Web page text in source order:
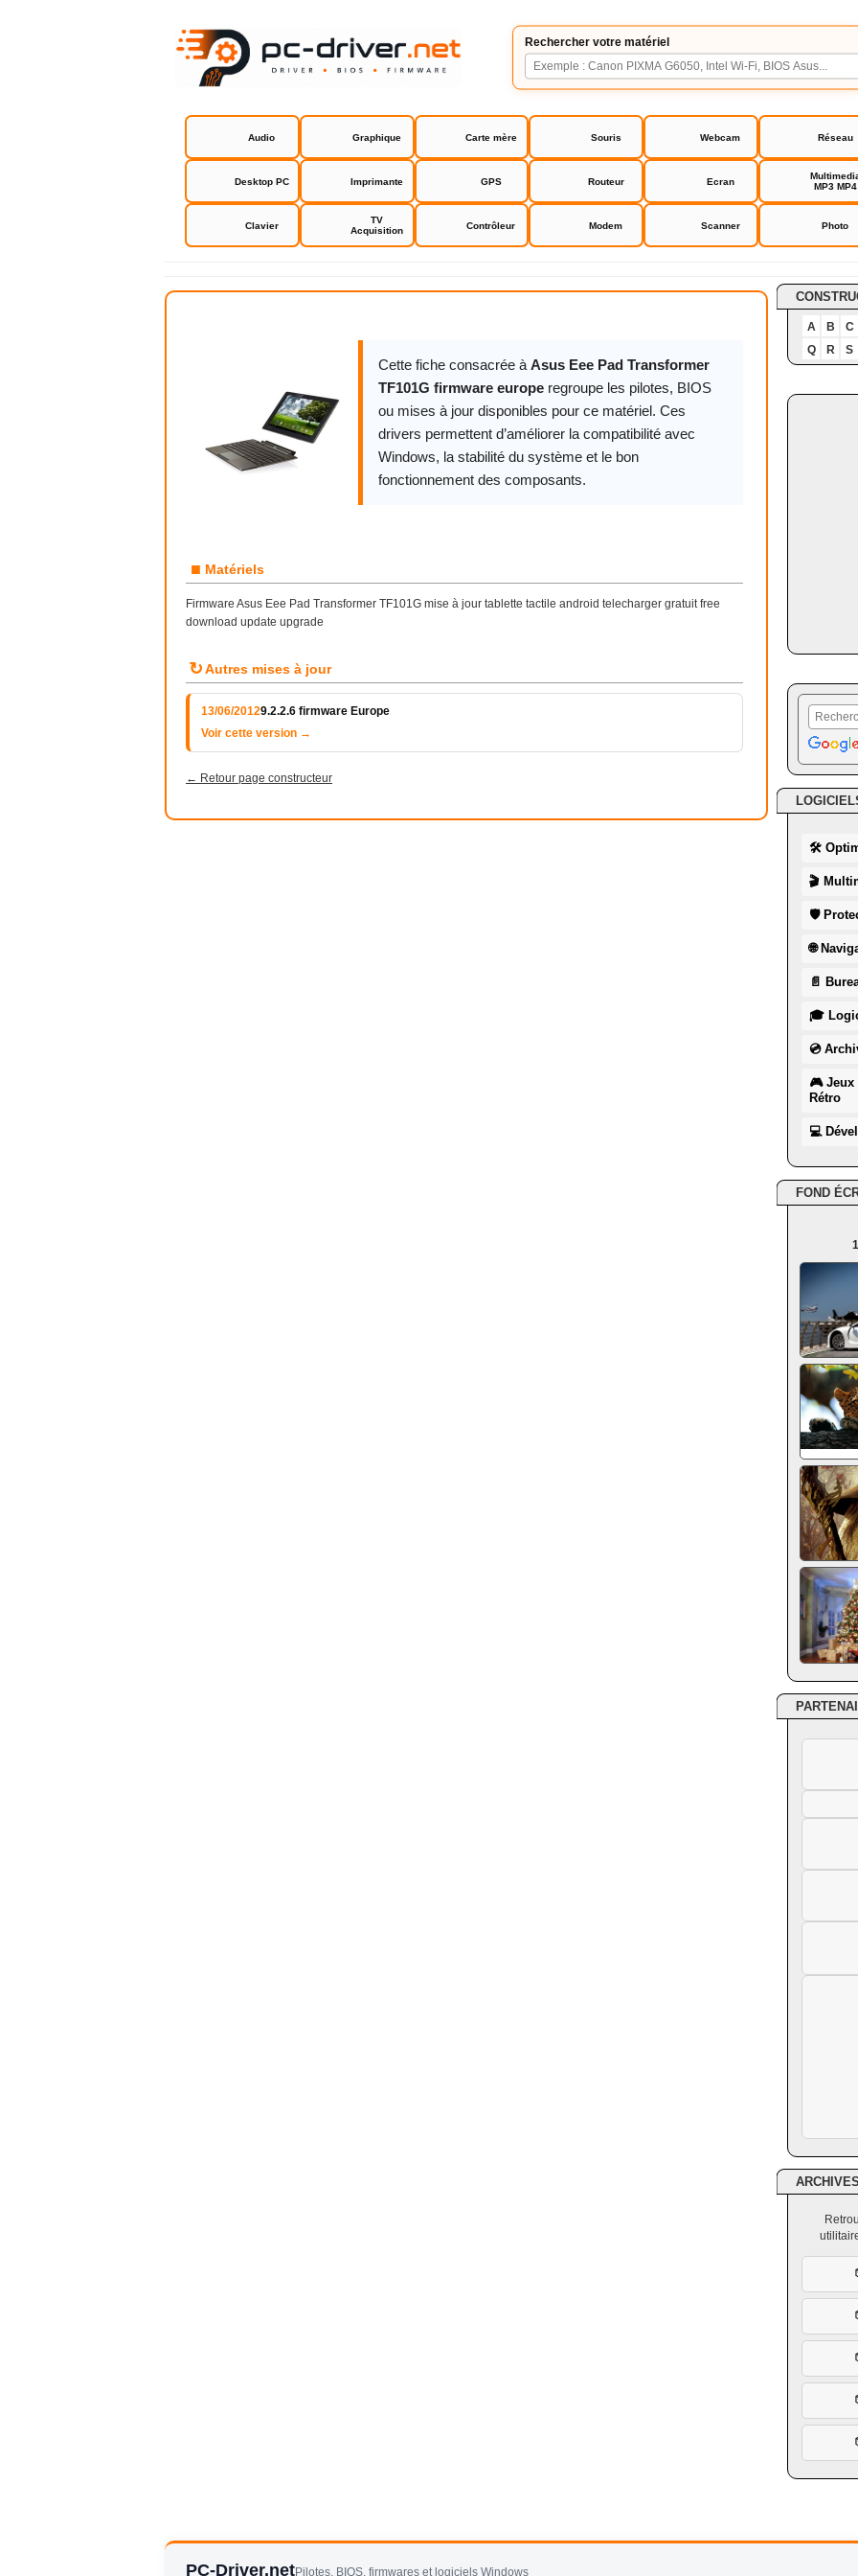
Rechercher votre matériel
Audio Graphique Carte mère Souris Webcam Réseau
Desktop PC Imprimante GPS Routeur Ecran
MP3 MP4
Clavier
TV
Acquisition
Contrôleur Modem Scanner Photo
Asus Eee Pad Transformer TF101G firmware europe
Cette fiche consacrée à Asus Eee Pad Transformer
TF101G firmware europe regroupe les pilotes, BIOS
ou mises à jour disponibles pour ce matériel. Ces
drivers permettent d’améliorer la compatibilité avec
Windows, la stabilité du système et le bon
fonctionnement des composants.
■ Matériels
Firmware Asus Eee Pad Transformer TF101G mise à jour tablette tactile android telecharger gratuit free
download update upgrade
↻Autres mises à jour
13/06/20129.2.2.6 firmware Europe
Voir cette version →
← Retour page constructeur
A B
C
Q
R S
🛠
🎬
🛡
🌐
📄
🎓
💿
🎮 Jeux
Rétro
💻
FOND
PC-Driver.netPilotes, BIOS, firmwares et logiciels Windows